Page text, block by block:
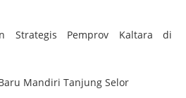
Strategis Pemprov Kaltara di
Mandiri Tanjung Selor